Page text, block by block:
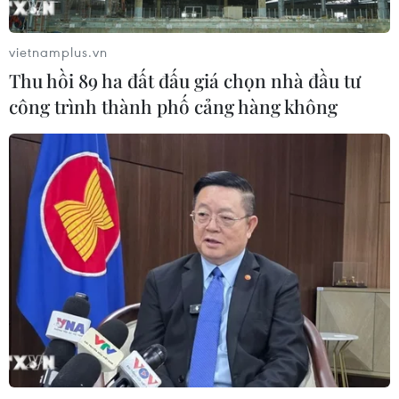
07/08/2026 11:18
Có 50 cơ sở kiểm nghiệm được GACC
chấp nhận phục vụ xuất khẩu mít,
sầu riêng
07/08/2026 10:27
Giá dầu tăng trước những lo ngại về
kế hoạch mở lại Eo biển Hormuz
07/08/2026 08:58
Nhà đầu tư Anh đề xuất siêu dự án Tổ
hợp cảng biển 18 tỷ USD tại Quảng
vietnamplus.vn
Thu hồi 89 ha đất đấu giá chọn nhà đầu tư
công trình thành phố cảng hàng không